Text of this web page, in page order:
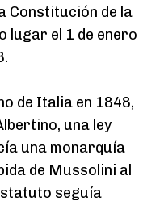
Constitución de la
lugar el 1 de enero
de Italia en 1848,
una ley
una monarquía
de Mussolini al
seguía